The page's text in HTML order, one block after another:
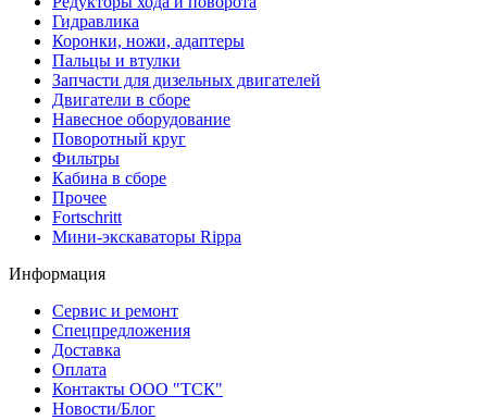
Гидравлика
Коронки, ножи, адаптеры
Пальцы и втулки
Запчасти для дизельных двигателей
Двигатели в сборе
Навесное оборудование
Поворотный круг
Фильтры
Кабина в сборе
Прочее
Fortschritt
Мини-экскаваторы Rippa
Информация
Сервис и ремонт
Спецпредложения
Доставка
Оплата
Контакты ООО "ТСК"
Новости/Блог